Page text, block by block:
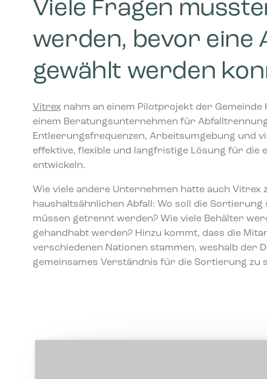
Viele Fragen
werden, bevor eine
gewählt werden
Vitrex nahm an einem Pilotprojekt der Gemeinde
einem Beratungsunternehmen für
Entleerungsfrequenzen, Arbeitsumgebung und
effektive, flexible und langfristige Lösung für die
entwickeln.
Wie viele andere Unternehmen hatte auch
haushaltsähnlichen Abfall: Wo soll die
müssen getrennt werden? Wie viele Behälter
gehandhabt werden? Hinzu kommt, dass die
verschiedenen Nationen stammen, weshalb der
gemeinsames Verständnis für die Sortierung zu